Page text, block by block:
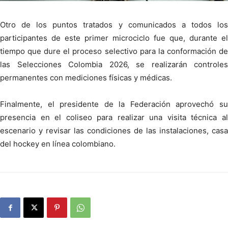
Otro de los puntos tratados y comunicados a todos los
participantes de este primer microciclo fue que, durante el
tiempo que dure el proceso selectivo para la conformación de
las Selecciones Colombia 2026, se realizarán controles
permanentes con mediciones físicas y médicas.
Finalmente, el presidente de la Federación aprovechó su
presencia en el coliseo para realizar una visita técnica al
escenario y revisar las condiciones de las instalaciones, casa
del hockey en línea colombiano.